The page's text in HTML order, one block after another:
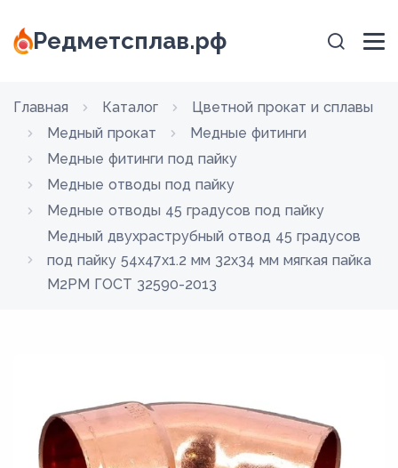
Редметсплав.рф
Главная Каталог
Цветной прокат и сплавы
Медный прокат
Медные фитинги
Медные фитинги под пайку
Медные отводы под пайку
Медные отводы 45 градусов под пайку
Медный двухраструбный отвод 45 градусов
под пайку 54х47х1.2 мм 32х34 мм мягкая пайка
М2РМ ГОСТ 32590-2013